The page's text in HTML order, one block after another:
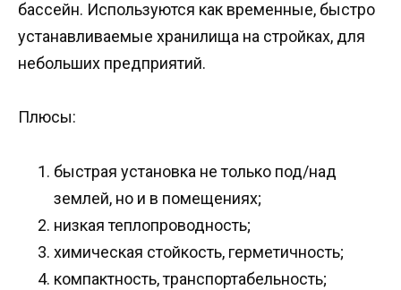
бассейн. Используются как временные, быстро
устанавливаемые хранилища на стройках, для
небольших предприятий.
Плюсы:
быстрая установка не только под/над
землей, но и в помещениях;
низкая теплопроводность;
химическая стойкость, герметичность;
компактность, транспортабельность;